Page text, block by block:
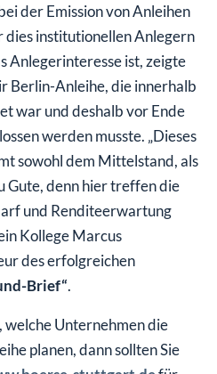
der Emission von Anleihen
dies institutionellen Anlegern
Anlegerinteresse ist, zeigte
Berlin-Anleihe, die innerhalb
war und deshalb vor Ende
werden musste. „Dieses
sowohl dem Mittelstand, als
Gute, denn hier treffen die
und Renditeerwartung
Kollege Marcus
des erfolgreichen
Brief“.
welche Unternehmen die
planen, dann sollten Sie